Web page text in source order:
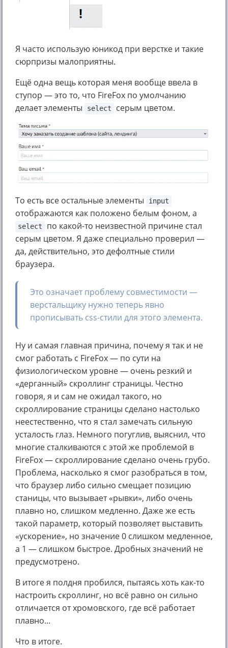
Я часто использую юникод при верстке и такие
сюрпризы малоприятны.
Ещё одна вещь которая меня вообще ввела в
ступор — это то, что FireFox по умолчанию
делает элементы
select серым цветом.
То есть все остальные элементы input
отображаются как положено белым фоном, а
select
по какой-то неизвестной причине стал
серым цветом. Я даже специально проверил —
да, действительно, это дефолтные стили
браузера.
Это означает проблему совместимости —
верстальщику нужно теперь явно
прописывать css-стили для этого элемента.
Ну и самая главная причина, почему я так и не
смог работать с FireFox — по сути на
физиологическом уровне — очень резкий и
«дерганный» скроллинг страницы. Честно
говоря, я и сам не ожидал такого, но
скроллирование страницы сделано настолько
неестественно, что я стал замечать сильную
усталость глаз. Немного погуглив, выяснил, что
многие сталкиваются с этой же проблемой в
FireFox — скроллирование сделано очень грубо.
Проблема, насколько я смог разобраться в том,
что браузер либо сильно смещает позицию
станицы, что вызывает «рывки», либо очень
плавно но, слишком медленно. Даже же есть
такой параметр, который позволяет выставить
«ускорение», но значение 0 слишком медленное,
а 1 — слишком быстрое. Дробных значений не
предусмотрено.
В итоге я полдня пробился, пытаясь хоть как-то
настроить скроллинг, но всё равно он сильно
отличается от хромовского, где всё работает
плавно...
Что в итоге.